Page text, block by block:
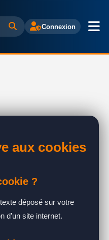
Connexion
aux cookies
?
déposé sur votre
d’un site internet.